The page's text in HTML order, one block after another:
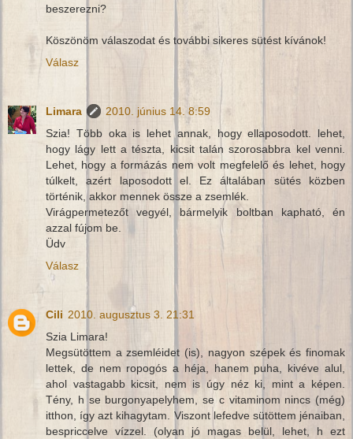
beszerezni?
Köszönöm válaszodat és további sikeres sütést kívánok!
Válasz
Limara
2010. június 14. 8:59
Szia! Több oka is lehet annak, hogy ellaposodott. lehet,
hogy lágy lett a tészta, kicsit talán szorosabbra kel venni.
Lehet, hogy a formázás nem volt megfelelő és lehet, hogy
túlkelt, azért laposodott el. Ez általában sütés közben
történik, akkor mennek össze a zsemlék.
Virágpermetezőt vegyél, bármelyik boltban kapható, én
azzal fújom be.
Üdv
Válasz
Cili 2010. augusztus 3. 21:31
Szia Limara!
Megsütöttem a zsemléidet (is), nagyon szépek és finomak
lettek, de nem ropogós a héja, hanem puha, kivéve alul,
ahol vastagabb kicsit, nem is úgy néz ki, mint a képen.
Tény, h se burgonyapelyhem, se c vitaminom nincs (még)
itthon, így azt kihagytam. Viszont lefedve sütöttem jénaiban,
bespriccelve vízzel. (olyan jó magas belül, lehet, h ezt